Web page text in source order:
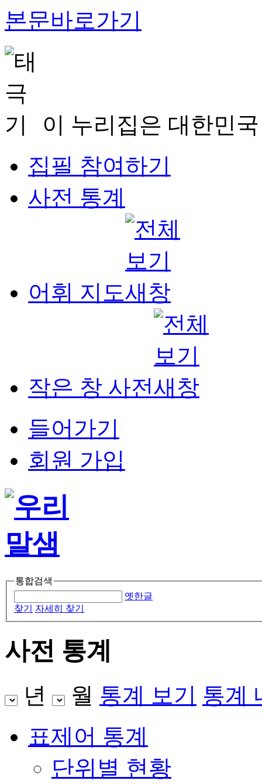
본문바로가기
이 누리집은 대한민
집필 참여하기
사전 통계
어휘 지도
작은 창 사전
들어가기
회원 가입
통합검색
옛한글
찾기
자세히 찾기
사전 통계
년 월 통계 보기 통계
표제어 통계
단위별 현황